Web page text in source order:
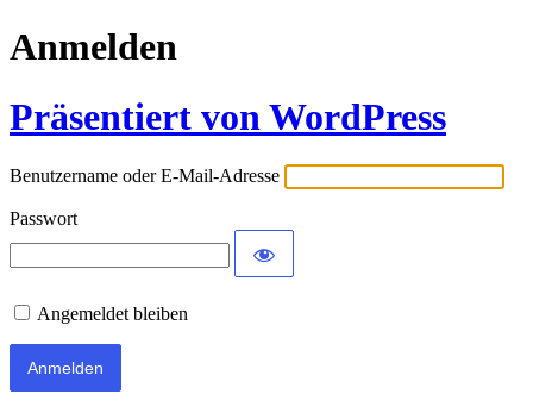
Anmelden
Präsentiert von WordPress
Benutzername oder E-Mail-Adresse
Passwort
Angemeldet bleiben